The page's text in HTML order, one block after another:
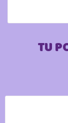
TU